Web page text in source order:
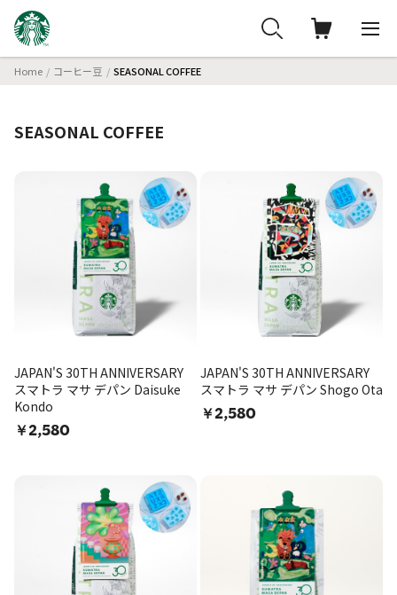
Home コーヒー豆 SEASONAL COFFEE
SEASONAL COFFEE
JAPAN'S 30TH ANNIVERSARY
スマトラ マサ デパン Daisuke
Kondo
￥2,580
JAPAN'S 30TH ANNIVERSARY
スマトラ マサ デパン Shogo Ota
￥2,580